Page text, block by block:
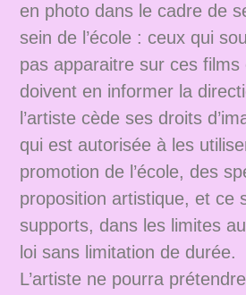
en photo dans le cadre de
sein de l’école : ceux qui
pas apparaitre sur ces films
doivent en informer la
l’artiste cède ses droits
qui est autorisée à les
promotion de l’école, des
proposition artistique, et ce
supports, dans les limites
loi sans limitation de durée.
L’artiste ne pourra